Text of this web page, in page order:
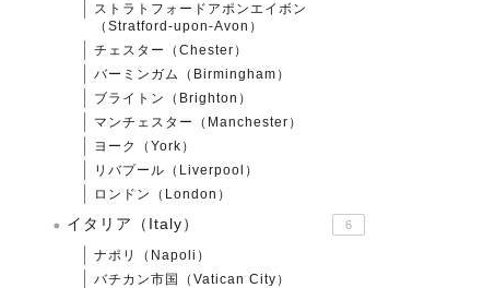
ストラトフォードアポンエイボン
（Stratford-upon-Avon）
チェスター（Chester）
バーミンガム（Birmingham）
ブライトン（Brighton）
マンチェスター（Manchester）
ヨーク（York）
リバプール（Liverpool）
ロンドン（London）
イタリア（Italy） 6
ナポリ（Napoli）
バチカン市国（Vatican City）